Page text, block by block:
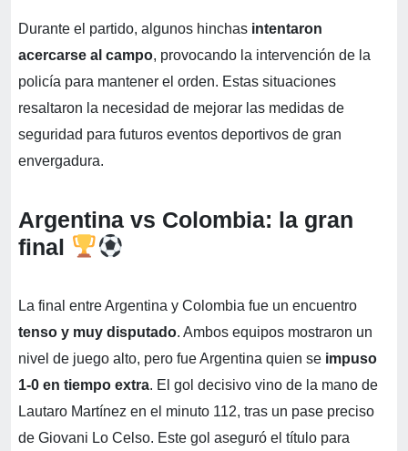
Durante el partido, algunos hinchas intentaron
acercarse al campo, provocando la intervención de la
policía para mantener el orden. Estas situaciones
resaltaron la necesidad de mejorar las medidas de
seguridad para futuros eventos deportivos de gran
envergadura.
Argentina vs Colombia: la gran
final
La final entre Argentina y Colombia fue un encuentro
tenso y muy disputado. Ambos equipos mostraron un
nivel de juego alto, pero fue Argentina quien se impuso
1-0 en tiempo extra. El gol decisivo vino de la mano de
Lautaro Martínez en el minuto 112, tras un pase preciso
de Giovani Lo Celso. Este gol aseguró el título para